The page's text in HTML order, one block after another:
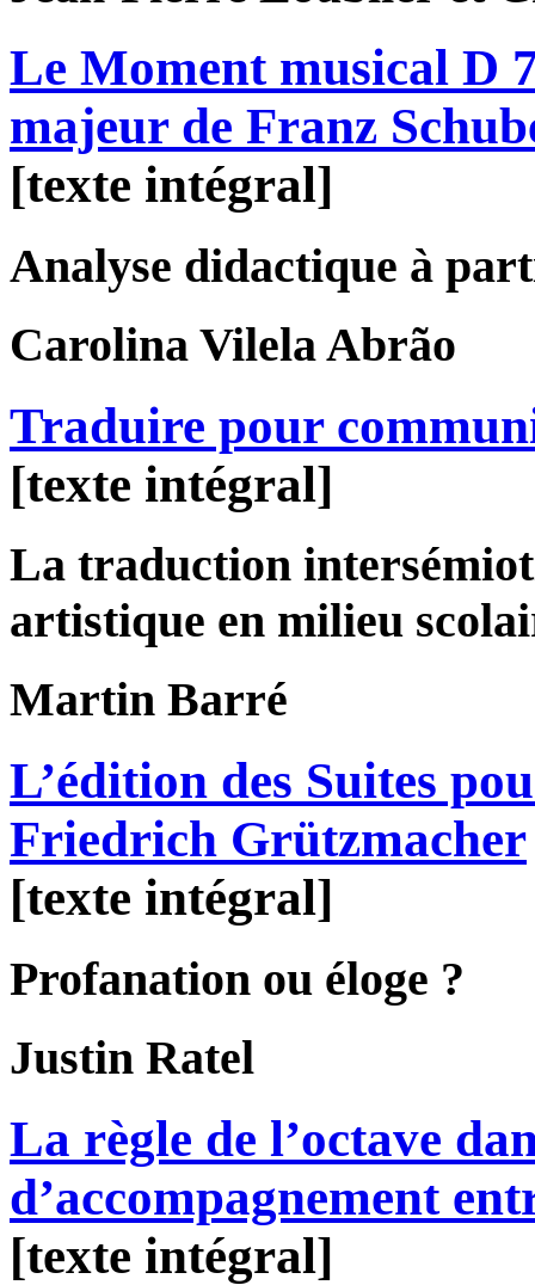
Le Moment musical D
majeur de Franz
[texte intégral]
Analyse didactique à
Carolina Vilela Abrão
Traduire pour
[texte intégral]
La traduction
artistique en milieu
Martin Barré
L’édition des Suites
Friedrich Grützmacher
[texte intégral]
Profanation ou éloge ?
Justin Ratel
La règle de l’octave
d’accompagnement
[texte intégral]